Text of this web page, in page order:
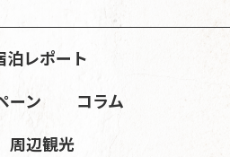
泊レポート
ーン
コラム
周辺観光